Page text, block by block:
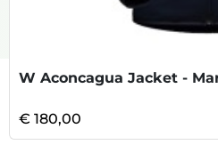
W Aconcagua Jacket -
€ 180,00